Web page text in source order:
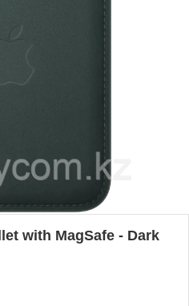
with MagSafe - Dark